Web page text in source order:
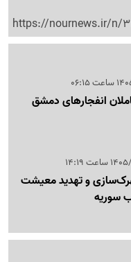
https://nournews.ir/n/
انفجارهای دمشق
و تهدید معیشت
سوریه